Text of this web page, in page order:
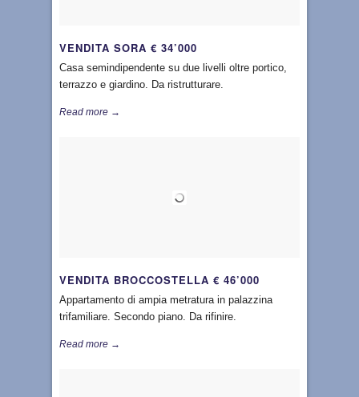
VENDITA SORA € 34’000
Casa semindipendente su due livelli oltre portico,
terrazzo e giardino. Da ristrutturare.
Read more →
VENDITA BROCCOSTELLA € 46’000
Appartamento di ampia metratura in palazzina
trifamiliare. Secondo piano. Da rifinire.
Read more →